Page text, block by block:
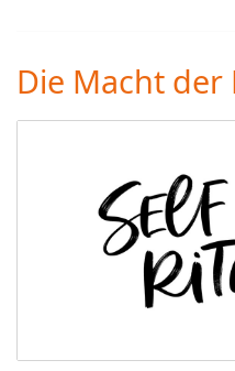
Die Macht der